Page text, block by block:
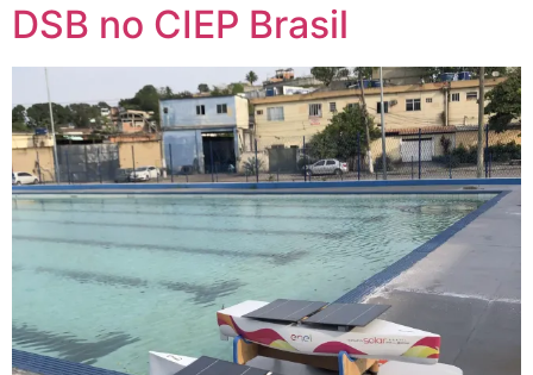
DSB no CIEP Brasil